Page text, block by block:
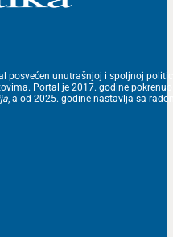
posvećen unutrašnjoj i spoljnoj
Portal je 2017. godine
, a od 2025. godine nastavlja sa